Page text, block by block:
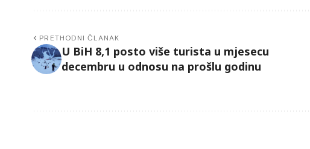
PRETHODNI ČLANAK
U BiH 8,1 posto više turista u mjesecu
decembru u odnosu na prošlu godinu